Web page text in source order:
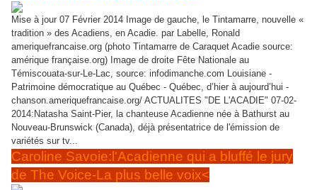
Mise à jour 07 Février 2014 Image de gauche, le Tintamarre, nouvelle «
tradition » des Acadiens, en Acadie. par Labelle, Ronald
ameriquefrancaise.org (photo Tintamarre de Caraquet Acadie source:
amérique française.org) Image de droite Fête Nationale au
Témiscouata-sur-Le-Lac, source: infodimanche.com Louisiane -
Patrimoine démocratique au Québec - Québec, d’hier à aujourd’hui -
chanson.ameriquefrancaise.org/ ACTUALITES "DE L'ACADIE" 07-02-
2014:Natasha Saint-Pier, la chanteuse Acadienne née à Bathurst au
Nouveau-Brunswick (Canada), déjà présentatrice de l'émission de
variétés sur tv...
Caroline Savoie:l'Acadienne qui a bluffé le jury
de The Voice-La plus belle voix<